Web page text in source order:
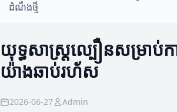
ដំណឹងថ្មី
យុទ្ធសាស្ត្រល្បឿនសម្រាប់
យ៉ាងឆាប់រហ័ស
2026-06-27 Admin